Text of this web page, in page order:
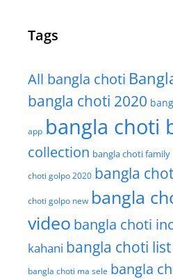
Tags
All bangla choti
bangla choti 2020
app bangla choti
collection bangla choti family
choti golpo 2020 bangla
choti golpo new bangla
video bangla choti
kahani bangla choti list
bangla choti ma sele bangla